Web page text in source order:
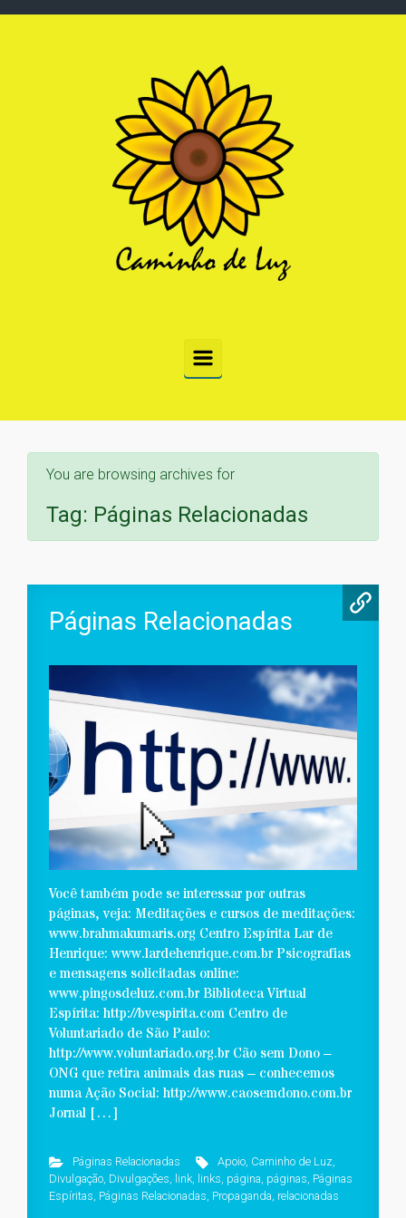
You are browsing archives for
Tag: Páginas Relacionadas
Páginas Relacionadas
Você também pode se interessar por outras
páginas, veja: Meditações e cursos de meditações:
www.brahmakumaris.org Centro Espírita Lar de
Henrique: www.lardehenrique.com.br Psicografias
e mensagens solicitadas online:
www.pingosdeluz.com.br Biblioteca Virtual
Espírita: http://bvespirita.com Centro de
Voluntariado de São Paulo:
http://www.voluntariado.org.br Cão sem Dono –
ONG que retira animais das ruas – conhecemos
numa Ação Social: http://www.caosemdono.com.br
Jornal […]
Páginas Relacionadas Apoio, Caminho de Luz,
Divulgação, Divulgações, link, links, página, páginas, Páginas
Espíritas, Páginas Relacionadas, Propaganda, relacionadas